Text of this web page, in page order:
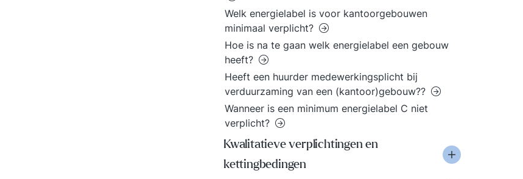
Welk energielabel is voor kantoorgebouwen
minimaal verplicht?
Hoe is na te gaan welk energielabel een gebouw
heeft?
Heeft een huurder medewerkingsplicht bij
verduurzaming van een (kantoor)gebouw??
Wanneer is een minimum energielabel C niet
verplicht?
Kwalitatieve verplichtingen en
kettingbedingen